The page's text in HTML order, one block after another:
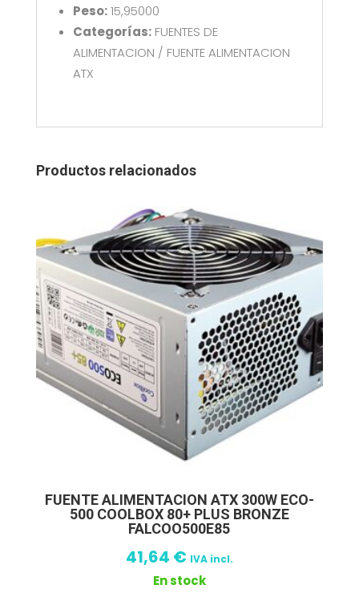
Peso:15,95000
Categorías:FUENTES DE
ALIMENTACION / FUENTE ALIMENTACION
ATX
Productos relacionados
FUENTE ALIMENTACION ATX 300W ECO-
500 COOLBOX 80+ PLUS BRONZE
FALCOO500E85
41,64 € IVA incl.
En stock